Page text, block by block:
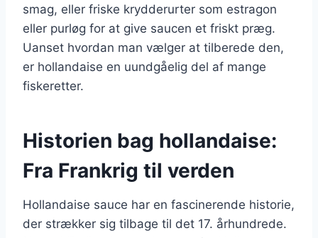
smag, eller friske krydderurter som estragon
eller purløg for at give saucen et friskt præg.
Uanset hvordan man vælger at tilberede den,
er hollandaise en uundgåelig del af mange
fiskeretter.
Historien bag hollandaise:
Fra Frankrig til verden
Hollandaise sauce har en fascinerende historie,
der strækker sig tilbage til det 17. århundrede.